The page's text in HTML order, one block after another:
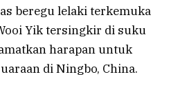
beregu lelaki terkemuka
Yik tersingkir di suku
harapan untuk
di Ningbo, China.